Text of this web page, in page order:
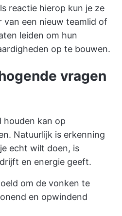
reactie hierop kun je ze
van een nieuw teamlid of
leiden om hun
op te bouwen.
vragen
houden kan op
Natuurlijk is erkenning
echt wilt doen, is
en energie geeft.
om de vonken te
en opwindend